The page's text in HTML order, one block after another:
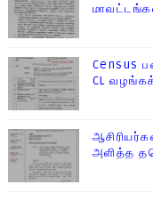
Census
CL
அளித்த